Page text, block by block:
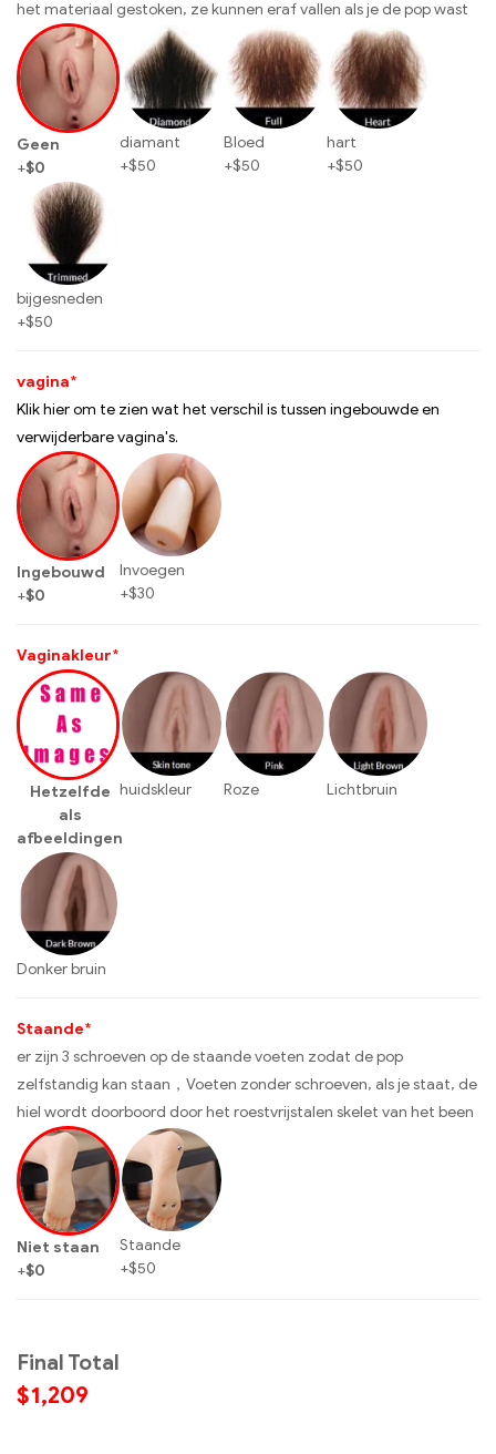
het materiaal gestoken, ze kunnen eraf vallen als je de pop wast
Geen
+$0
diamant
+$50
Bloed
+$50
hart
+$50
bijgesneden
+$50
*
vagina
Klik hier om te zien wat het verschil is tussen ingebouwde en
verwijderbare vagina's.
Ingebouwd
+$0
Invoegen
+$30
*
Vaginakleur
Hetzelfde
als
afbeeldingen
huidskleur Roze Lichtbruin
Donker bruin
*
Staande
er zijn 3 schroeven op de staande voeten zodat de pop
zelfstandig kan staan，Voeten zonder schroeven, als je staat, de
hiel wordt doorboord door het roestvrijstalen skelet van het been
Niet staan
+$0
Staande
+$50
Final Total
$1,209